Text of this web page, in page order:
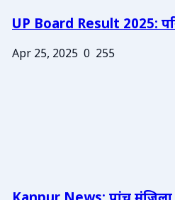
UP Board Result 2025:
Apr 25, 2025 0 255